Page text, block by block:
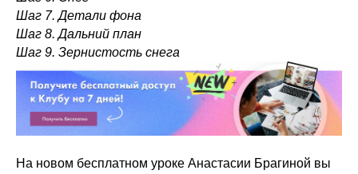
Шаг 7. Детали фона
Шаг 8. Дальний план
Шаг 9. Зернистость снега
На новом бесплатном уроке Анастасии Брагиной вы